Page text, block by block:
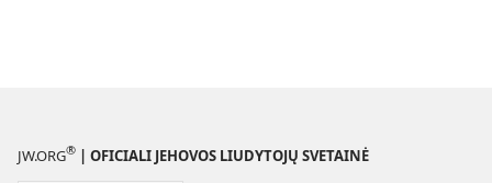
JW.ORG® | OFICIALI JEHOVOS LIUDYTOJŲ SVETAINĖ